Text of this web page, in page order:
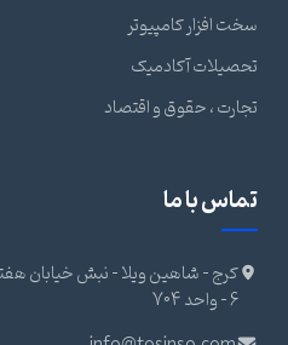
سخت افزار کامپیوتر
تحصیلات آکادمیک
تجارت ، حقوق و اقتصاد
تماس با ما
کرج - شاهین ویلا - نبش خیابان
6 - واحد 704